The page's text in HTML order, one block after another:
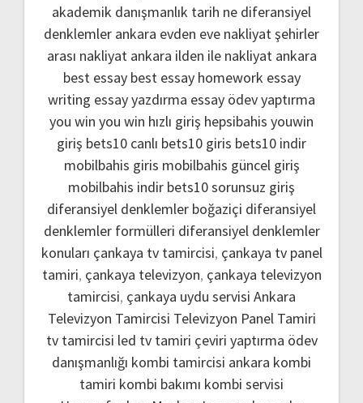
akademik danışmanlık tarih ne diferansiyel
denklemler ankara evden eve nakliyatşehirler
arası nakliyat ankara ilden ile nakliyat ankara
best essay best essay homework essay
writing essay yazdırma essay ödev yaptırma
you win you win hızlı giriş hepsibahis youwin
giriş bets10 canlı bets10 giris bets10 indir
mobilbahis giris mobilbahis güncel giriş
mobilbahis indir bets10 sorunsuz giriş
diferansiyel denklemler boğaziçi diferansiyel
denklemler formülleri diferansiyel denklemler
konuları çankaya tv tamircisi, çankaya tv panel
tamiri, çankaya televizyon, çankaya televizyon
tamircisi, çankaya uydu servisi Ankara
Televizyon Tamircisi Televizyon Panel Tamiri
tv tamircisi led tv tamiri çeviri yaptırma ödev
danışmanlığı kombi tamircisi ankara kombi
tamiri kombi bakımı kombi servisi